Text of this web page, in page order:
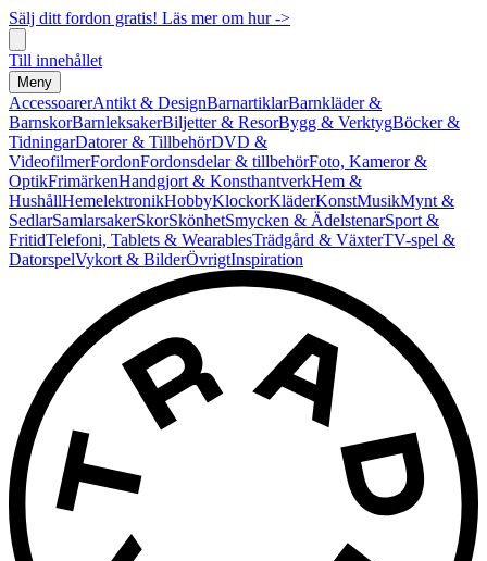
Sälj ditt fordon gratis! Läs mer om hur ->
Till innehållet
Meny
AccessoarerAntikt & DesignBarnartiklarBarnkläder &
BarnskorBarnleksakerBiljetter & ResorBygg & VerktygBöcker &
TidningarDatorer & TillbehörDVD &
VideofilmerFordonFordonsdelar & tillbehörFoto, Kameror &
OptikFrimärkenHandgjort & KonsthantverkHem &
HushållHemelektronikHobbyKlockorKläderKonstMusikMynt &
SedlarSamlarsakerSkorSkönhetSmycken & ÄdelstenarSport &
FritidTelefoni, Tablets & WearablesTrädgård & VäxterTV-spel &
DatorspelVykort & BilderÖvrigtInspiration